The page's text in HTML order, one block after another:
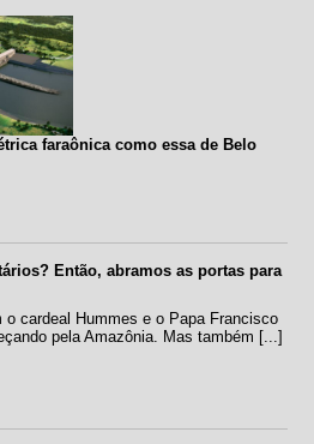
faraônica como essa de Belo
Então, abramos as portas para
o cardeal Hummes e o Papa Francisco
pela Amazônia. Mas também [...]